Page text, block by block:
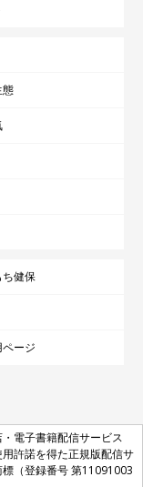
態
ち健保
ージ
電子書籍配信サービス
許諾を得た正規版配信サ
（登録番号 第11091003